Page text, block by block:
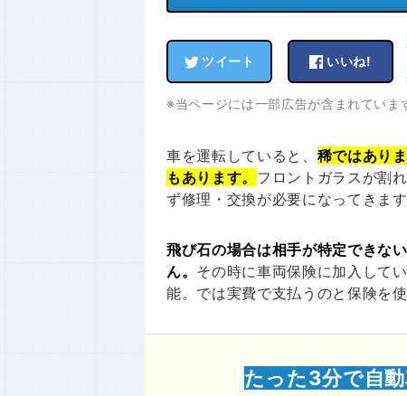
ツイート いいね!
※当ページには一部広告が含まれていま
車を運転していると、 稀ではあり
もあります。 フロントガラスが割
ず修理・交換が必要になってきます
飛び石の場合は相手が特定できな
ん。 その時に車両保険に加入して
能。では実費で支払うのと保険を
たった3分で自